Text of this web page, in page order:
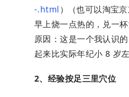
-.html ）（也可以淘宝
早上烧一点热的，兑一
原因：这是一个我认识
起来比实际年纪小 8 岁
2、经验按足三里穴位